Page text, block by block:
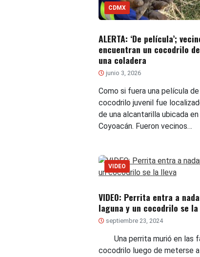
CDMX
ALERTA: ‘De película’;
encuentran un cocodrilo
una coladera
junio 3, 2026
Como si fuera una película
cocodrilo juvenil fue
de una alcantarilla ubicada
Coyoacán. Fueron vecinos…
VIDEO
VIDEO: Perrita entra a
laguna y un cocodrilo se
septiembre 23, 2024
Una perrita murió en las
cocodrilo luego de meterse a